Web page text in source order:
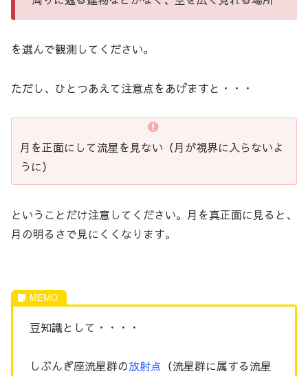
を選んで観測してください。
ただし、ひとつあえて注意点をあげますと・・・
月を正面にして流星を見ない（月が視界に入らないよ
うに）
ということだけ注意してください。月を真正面に見ると、
月の明るさで見にくくなります。
豆知識として・・・・
しぶんぎ座流星群の放射点 （流星群に属する流星